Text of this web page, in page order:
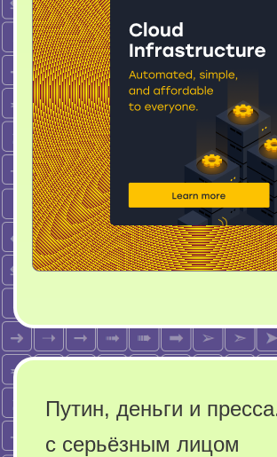
Путин, деньги и
с серьёзным лицом